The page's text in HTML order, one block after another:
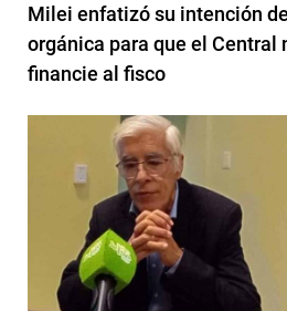
Milei enfatizó su intención
orgánica para que el Central
financie al fisco